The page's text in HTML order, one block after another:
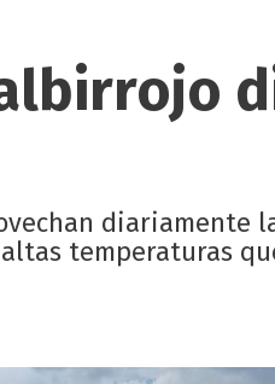
diariamente
temperaturas